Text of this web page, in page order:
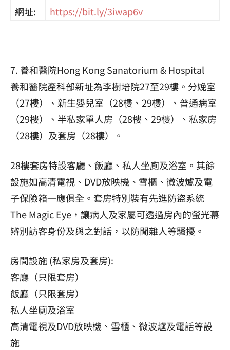
網址:
https://bit.ly/3iwap6v
7. 養和醫院Hong Kong Sanatorium & Hospital
養和醫院產科部新址為李樹培院27至29樓。分娩室
（27樓）、新生嬰兒室（28樓、29樓）、普通病室
（29樓）、半私家單人房（28樓、29樓）、私家房
（28樓）及套房（28樓）。
28樓套房特設客廳、飯廳、私人坐廁及浴室。其餘
設施如高清電視、DVD放映機、雪櫃、微波爐及電
子保險箱一應俱全。套房特別裝有先進防盜系統
The Magic Eye，讓病人及家屬可透過房內的螢光幕
辨別訪客身份及與之對話，以防閒雜人等騷擾。
房間設施 (私家房及套房):
客廳（只限套房）
飯廳（只限套房）
私人坐廁及浴室
高清電視及DVD放映機、雪櫃、微波爐及電話等設
施